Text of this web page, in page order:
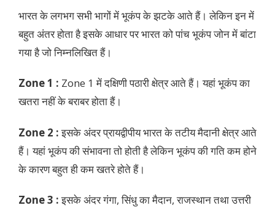
भारत के लगभग सभी भागों में भूकंप के झटके आते हैं। लेकिन इन में
बहुत अंतर होता है इसके आधार पर भारत को पांच भूकंप जोन में बांटा
गया है जो निम्नलिखित हैं।
Zone 1 : Zone 1 में दक्षिणी पठारी क्षेत्र आते हैं। यहां भूकंप का
खतरा नहीं के बराबर होता हैं।
Zone 2 :इसके अंदर प्रायद्वीपीय भारत के तटीय मैदानी क्षेत्र आते
हैं। यहां भूकंप की संभावना तो होती है लेकिन भूकंप की गति कम होने
के कारण बहुत ही कम खतरे होते हैं।
Zone 3 :इसके अंदर गंगा, सिंधु का मैदान, राजस्थान तथा उत्तरी